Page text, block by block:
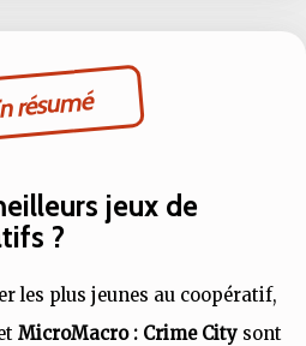
résumé
jeux de
?
les plus jeunes au coopératif,
MicroMacro : Crime City sont